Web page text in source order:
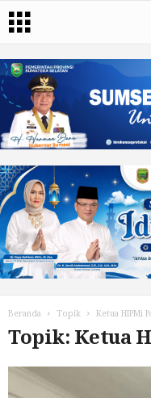
Beranda Topik Ketua HIPMi
Topik: Ketua